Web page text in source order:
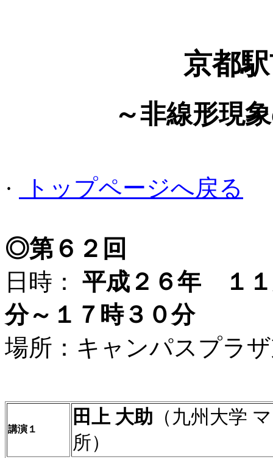
京都
～非線形現
· トップページへ戻る
◎第６２回
日時：
平成２６年 １
分～１７時３０分
場所：キャンパスプラ
講演１
田上 大助 （九州大学
所）